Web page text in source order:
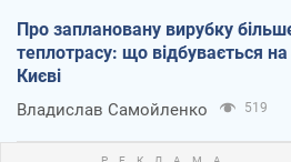
Про заплановану вирубку
теплотрасу: що відбувається
Києві
Владислав Самойленко 519